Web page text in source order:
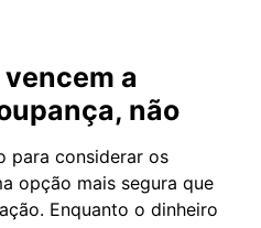
a
não
para considerar os
opção mais segura que
Enquanto o dinheiro